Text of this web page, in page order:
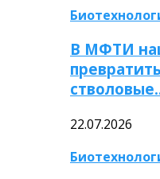
В МФТИ
22.07.2026